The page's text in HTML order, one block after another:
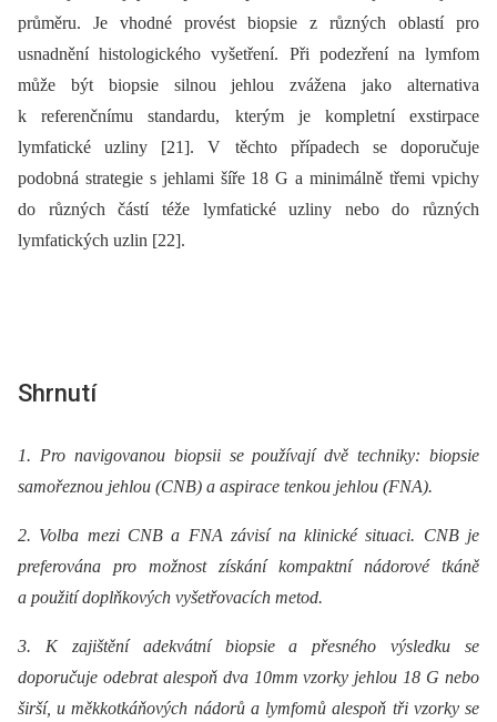
průměru. Je vhodné provést biopsie z různých oblastí pro
usnadnění histologického vyšetření. Při podezření na lymfom
může být biopsie silnou jehlou zvážena jako alternativa
k referenčnímu standardu, kterým je kompletní exstirpace
lymfatické uzliny [21]. V těchto případech se doporučuje
podobná strategie s jehlami šíře 18 G a minimálně třemi vpichy
do různých částí téže lymfatické uzliny nebo do různých
lymfatických uzlin [22].
Shrnutí
1. Pro navigovanou biopsii se používají dvě techniky: biopsie
samořeznou jehlou (CNB) a aspirace tenkou jehlou (FNA).
2. Volba mezi CNB a FNA závisí na klinické situaci. CNB je
preferována pro možnost získání kompaktní nádorové tkáně
a použití doplňkových vyšetřovacích metod.
3. K zajištění adekvátní biopsie a přesného výsledku se
doporučuje odebrat alespoň dva 10mm vzorky jehlou 18 G nebo
širší, u měkkotkáňových nádorů a lymfomů alespoň tři vzorky se